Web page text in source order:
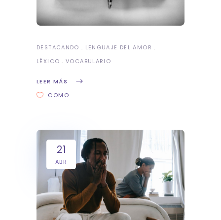
DESTACANDO
LENGUAJE DEL AMOR
LÉXICO
VOCABULARIO
LEER MÁS
COMO
21
ABR